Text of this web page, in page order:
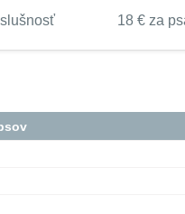
18 € za